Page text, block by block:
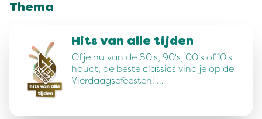
Thema
Hits van alle tijden
Of je nu van de 80's, 90's, 00's of 10's
houdt, de beste classics vind je op de
Vierdaagsefeesten! …